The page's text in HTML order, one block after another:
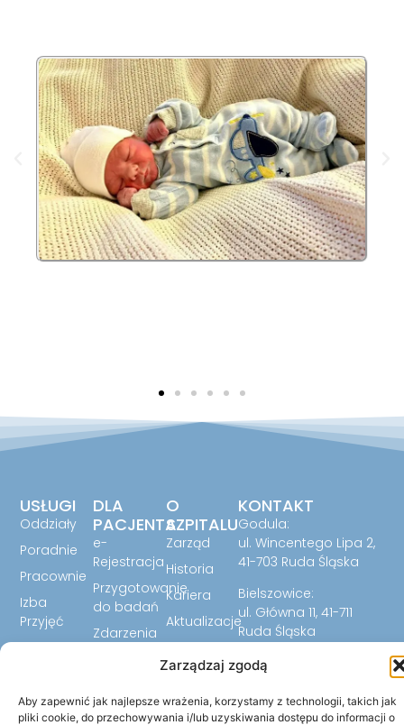
Zarządzaj zgodą
Aby zapewnić jak najlepsze wrażenia, korzystamy z technologii, takich jak
pliki cookie, do przechowywania i/lub uzyskiwania dostępu do informacji o
O
SZPITALU
Zarząd
Historia
Kariera
Aktualizacje
FAQ
DLA
PACJENTA
e-
Rejestracja
Przygotowanie
do badań
Zdarzenia
Cennik
USŁUGI
Oddziały
Poradnie
Pracownie
Izba
Przyjęć
Laboratorium
Publicznej
KONTAKT
Godula:
ul. Wincentego Lipa 2,
41-703 Ruda Śląska
Bielszowice:
ul. Główna 11, 41-711
Ruda Śląska
32 344 07 23
32 779 59 12